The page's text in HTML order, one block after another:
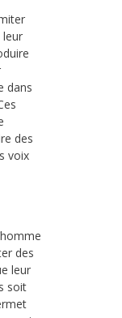
leur
dans
des
voix
des
leur
soit